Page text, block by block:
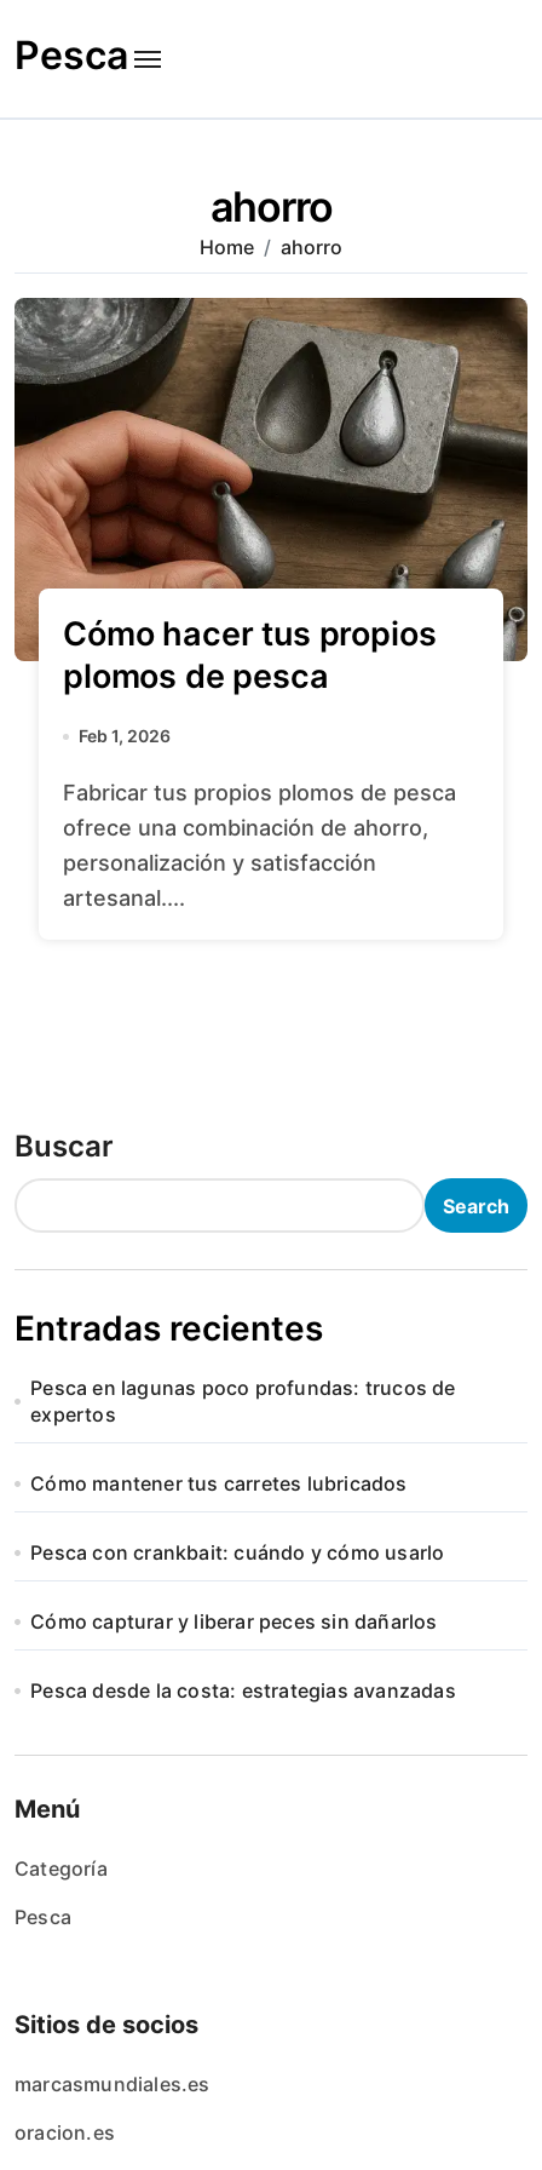
to
content
Pesca
ahorro
Home ahorro
Cómo hacer tus propios
plomos de pesca
Feb 1, 2026
Fabricar tus propios plomos de pesca
ofrece una combinación de ahorro,
personalización y satisfacción
artesanal....
Buscar
Search
Entradas recientes
Pesca en lagunas poco profundas: trucos de
expertos
Cómo mantener tus carretes lubricados
Pesca con crankbait: cuándo y cómo usarlo
Cómo capturar y liberar peces sin dañarlos
Pesca desde la costa: estrategias avanzadas
Menú
Categoría
Pesca
Sitios de socios
marcasmundiales.es
oracion.es